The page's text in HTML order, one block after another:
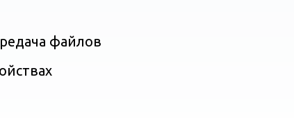
файлов